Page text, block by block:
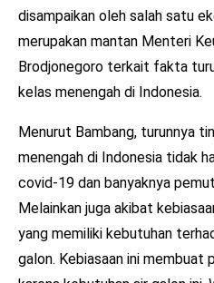
disampaikan oleh salah satu
merupakan mantan Menteri
Brodjonegoro terkait fakta
kelas menengah di Indonesia.
Menurut Bambang, turunnya
menengah di Indonesia tidak
covid-19 dan banyaknya
Melainkan juga akibat
yang memiliki kebutuhan
galon. Kebiasaan ini membuat